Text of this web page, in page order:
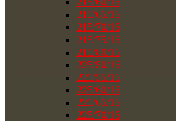
215/65/16
215/70/16
215/75/16
215/80/16
225/50/16
225/55/16
225/60/16
225/65/16
225/70/16